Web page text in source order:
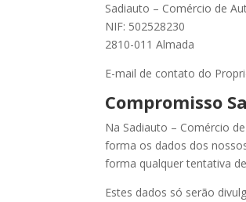
Sadiauto – Comércio de
NIF: 502528230
2810-011 Almada
E-mail de contato do
Compromisso
Na Sadiauto – Comércio
forma os dados dos
forma qualquer tentativa
Estes dados só serão